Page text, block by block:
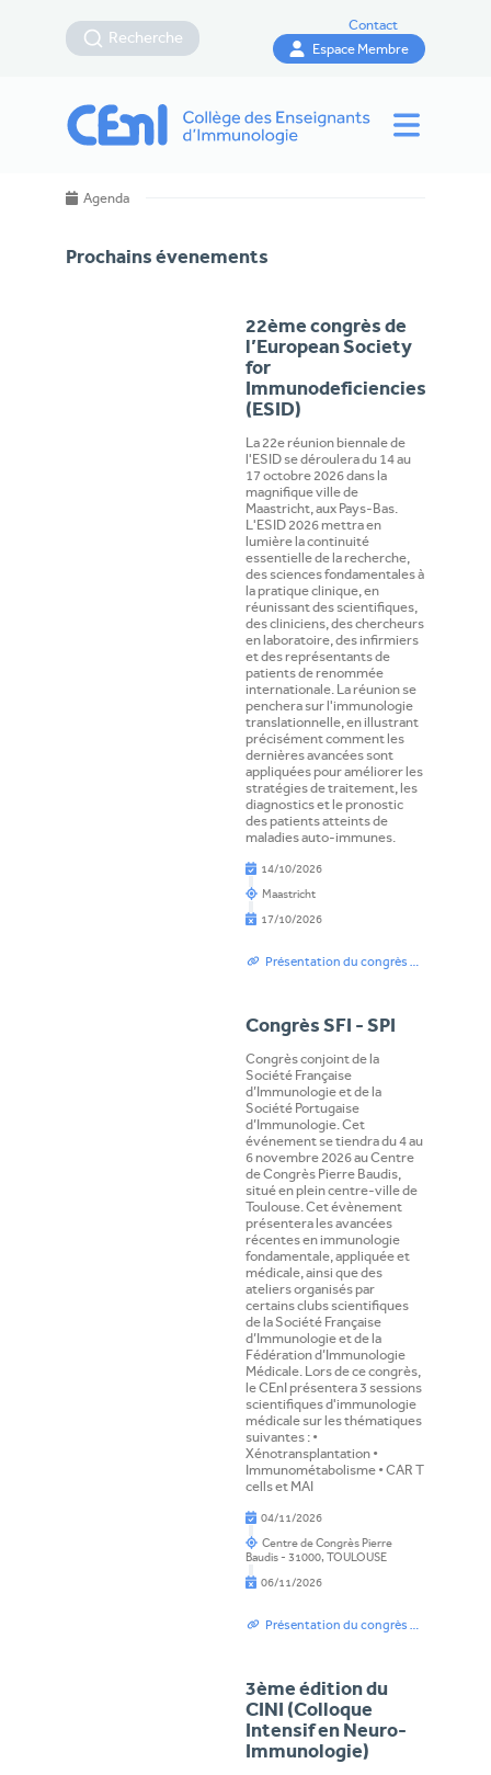
Recherche
Contact
Espace Membre
Agenda
Prochains évenements
22ème congrès de
l’European Society
for
Immunodeficiencies
(ESID)
La 22e réunion biennale de
l'ESID se déroulera du 14 au
17 octobre 2026 dans la
magnifique ville de
Maastricht, aux Pays-Bas.
L'ESID 2026 mettra en
lumière la continuité
essentielle de la recherche,
des sciences fondamentales à
la pratique clinique, en
réunissant des scientifiques,
des cliniciens, des chercheurs
en laboratoire, des infirmiers
et des représentants de
patients de renommée
internationale. La réunion se
penchera sur l'immunologie
translationnelle, en illustrant
précisément comment les
dernières avancées sont
appliquées pour améliorer les
stratégies de traitement, les
diagnostics et le pronostic
des patients atteints de
maladies auto-immunes.
14/10/2026
Maastricht
17/10/2026
Présentation du congrès ESID, Programme et Inscription
Congrès SFI - SPI
Congrès conjoint de la
Société Française
d’Immunologie et de la
Société Portugaise
d’Immunologie. Cet
événement se tiendra du 4 au
6 novembre 2026 au Centre
de Congrès Pierre Baudis,
situé en plein centre-ville de
Toulouse. Cet évènement
présentera les avancées
récentes en immunologie
fondamentale, appliquée et
médicale, ainsi que des
ateliers organisés par
certains clubs scientifiques
de la Société Française
d’Immunologie et de la
Fédération d’Immunologie
Médicale. Lors de ce congrès,
le CEnI présentera 3 sessions
scientifiques d'immunologie
médicale sur les thématiques
suivantes : •
Xénotransplantation •
Immunométabolisme • CAR T
cells et MAI
04/11/2026
Centre de Congrès Pierre
Baudis - 31000, TOULOUSE
06/11/2026
Présentation du congrès SFI-SPI, Programme et Inscription
3ème édition du
CINI (Colloque
Intensif en Neuro-
Immunologie)